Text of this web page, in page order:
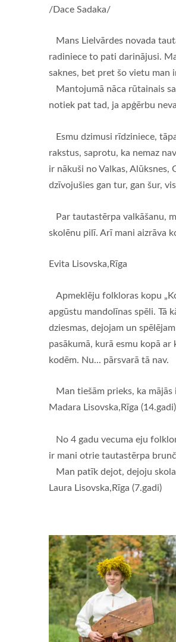
/Dace Sadaka/
Mans Lielvārdes novada
radiniece to pati darinājusi.
saknes, bet pret šo vietu man
Mantojumā nāca rūtainais
notiek pat tad, ja apģērbu
Esmu dzimusi rīdziniece,
rakstus, saprotu, ka nemaz
ir nākuši no Valkas,
dzīvojušies gan tur, gan šur,
Par tautastērpa valkāšanu,
skolēnu pilī. Arī mani aizrāva
Evita Lisovska,Rīga
Apmeklēju folkloras kopu
apgūstu mandolīnas spēli. Tā
dziesmas, dejojam un
pasākumā, kurā esmu kopā
kodēm. Nu... pārsvarā tā nav.
Man tiešām prieks, ka
Madara Lisovska,Rīga (14.gadi)
No 4 gadu vecuma eju
ir mani otrie tautastērpa
Man patīk dejot, dejoju
Laura Lisovska,Rīga (7.gadi)